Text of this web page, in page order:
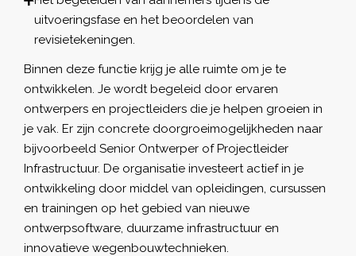
uitvoeringsfase en het beoordelen van
revisietekeningen.
Binnen deze functie krijg je alle ruimte om je te
ontwikkelen. Je wordt begeleid door ervaren
ontwerpers en projectleiders die je helpen groeien in
je vak. Er zijn concrete doorgroeimogelijkheden naar
bijvoorbeeld Senior Ontwerper of Projectleider
Infrastructuur. De organisatie investeert actief in je
ontwikkeling door middel van opleidingen, cursussen
en trainingen op het gebied van nieuwe
ontwerpsoftware, duurzame infrastructuur en
innovatieve wegenbouwtechnieken.